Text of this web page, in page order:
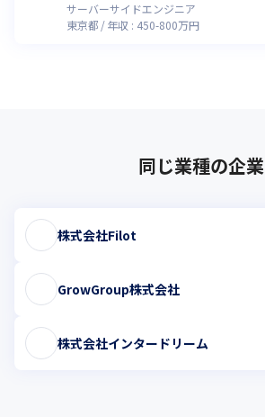
サーバーサイドエンジニア
東京都
年収 : 450-800万円
同じ業種の企業
株式会社Filot
GrowGroup株式会社
株式会社インタードリーム